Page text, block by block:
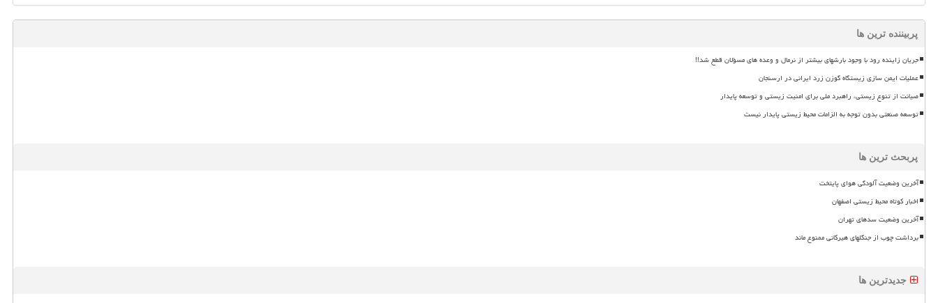
پربیننده ترین ها
جریان زاینده رود با وجود بارشهای بیشتر از نرمال و وعده های مسؤلان قطع شد!!
عملیات ایمن سازی زیستگاه گوزن زرد ایرانی در ارسنجان
صیانت از تنوع زیستی، راهبرد ملی برای امنیت زیستی و توسعه پایدار
توسعه صنعتی بدون توجه به الزامات محیط زیستی پایدار نیست
پربحث ترین ها
آخرین وضعیت آلودگی هوای پایتخت
اخبار کوتاه محیط زیستی اصفهان
آخرین وضعیت سدهای تهران
برداشت چوب از جنگلهای هیرکانی ممنوع ماند
جدیدترین ها